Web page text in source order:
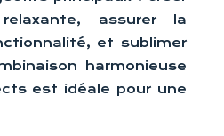
assurer la
et sublimer
harmonieuse
est idéale pour une